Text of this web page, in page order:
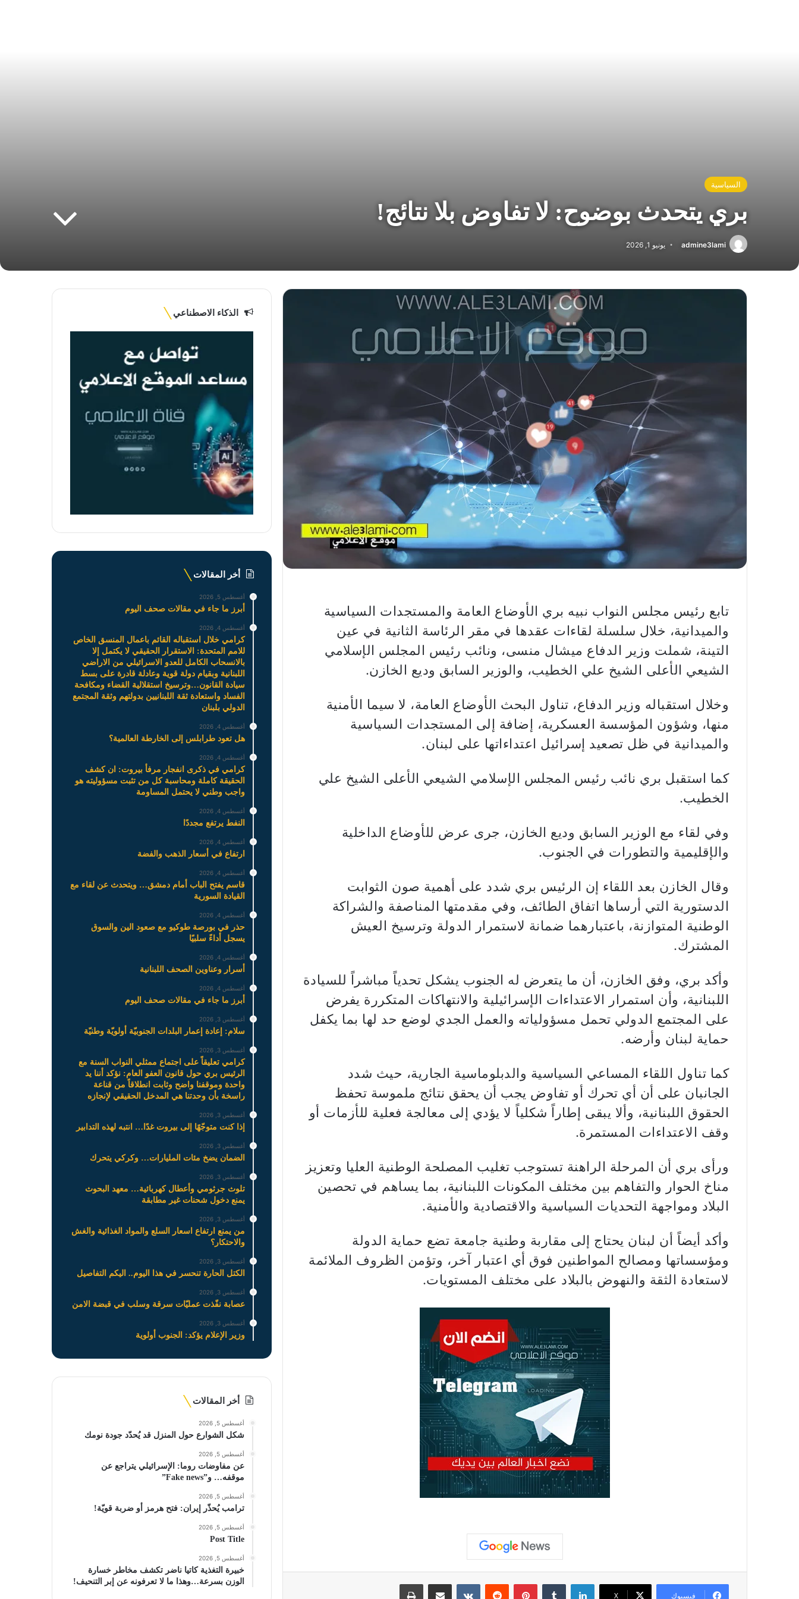
السياسية
بري يتحدث بوضوح: لا تفاوض بلا نتائج!
admine3lami يونيو 1, 2026
تابع رئيس مجلس النواب نبيه بري الأوضاع العامة والمستجدات السياسية
والميدانية، خلال سلسلة لقاءات عقدها في مقر الرئاسة الثانية في عين
التينة، شملت وزير الدفاع ميشال منسى، ونائب رئيس المجلس الإسلامي
الشيعي الأعلى الشيخ علي الخطيب، والوزير السابق وديع الخازن.
وخلال استقباله وزير الدفاع، تناول البحث الأوضاع العامة، لا سيما الأمنية
منها، وشؤون المؤسسة العسكرية، إضافة إلى المستجدات السياسية
والميدانية في ظل تصعيد إسرائيل اعتداءاتها على لبنان.
كما استقبل بري نائب رئيس المجلس الإسلامي الشيعي الأعلى الشيخ علي
الخطيب.
وفي لقاء مع الوزير السابق وديع الخازن، جرى عرض للأوضاع الداخلية
والإقليمية والتطورات في الجنوب.
وقال الخازن بعد اللقاء إن الرئيس بري شدد على أهمية صون الثوابت
الدستورية التي أرساها اتفاق الطائف، وفي مقدمتها المناصفة والشراكة
الوطنية المتوازنة، باعتبارهما ضمانة لاستمرار الدولة وترسيخ العيش
المشترك.
وأكد بري، وفق الخازن، أن ما يتعرض له الجنوب يشكل تحدياً مباشراً للسيادة
اللبنانية، وأن استمرار الاعتداءات الإسرائيلية والانتهاكات المتكررة يفرض
على المجتمع الدولي تحمل مسؤولياته والعمل الجدي لوضع حد لها بما يكفل
حماية لبنان وأرضه.
كما تناول اللقاء المساعي السياسية والدبلوماسية الجارية، حيث شدد
الجانبان على أن أي تحرك أو تفاوض يجب أن يحقق نتائج ملموسة تحفظ
الحقوق اللبنانية، وألا يبقى إطاراً شكلياً لا يؤدي إلى معالجة فعلية للأزمات أو
وقف الاعتداءات المستمرة.
ورأى بري أن المرحلة الراهنة تستوجب تغليب المصلحة الوطنية العليا وتعزيز
مناخ الحوار والتفاهم بين مختلف المكونات اللبنانية، بما يساهم في تحصين
البلاد ومواجهة التحديات السياسية والاقتصادية والأمنية.
وأكد أيضاً أن لبنان يحتاج إلى مقاربة وطنية جامعة تضع حماية الدولة
ومؤسساتها ومصالح المواطنين فوق أي اعتبار آخر، وتؤمن الظروف الملائمة
لاستعادة الثقة والنهوض بالبلاد على مختلف المستويات.
فيسبوك X
لينكدإن بينتيريست مشاركة عبر البريد طباعة
الذكاء الاصطناعي
أخر المقالات
أغسطس 5, 2026
أبرز ما جاء في مقالات صحف اليوم
أغسطس 4, 2026
كرامي خلال استقباله القائم باعمال المنسق الخاص
للامم المتحدة: الاستقرار الحقيقي لا يكتمل إلا
بالانسحاب الكامل للعدو الاسرائيلي من الاراضي
اللبنانية وبقيام دولة قوية وعادلة قادرة على بسط
سيادة القانون…وترسيخ استقلالية القضاء ومكافحة
الفساد واستعادة ثقة اللبنانيين بدولتهم وثقة المجتمع
الدولي بلبنان
أغسطس 4, 2026
هل تعود طرابلس إلى الخارطة العالمية؟
أغسطس 4, 2026
كرامي في ذكرى انفجار مرفأ بيروت: ان كشف
الحقيقة كاملة ومحاسبة كل من تثبت مسؤوليته هو
واجب وطني لا يحتمل المساومة
أغسطس 4, 2026
النفط يرتفع مجددًا
أغسطس 4, 2026
ارتفاع في أسعار الذهب والفضة
أغسطس 4, 2026
قاسم يفتح الباب أمام دمشق… ويتحدث عن لقاء مع
القيادة السورية
أغسطس 4, 2026
حذر في بورصة طوكيو مع صعود الين والسوق
يسجل أداءً سلبيًا
أغسطس 4, 2026
أسرار وعناوين الصحف اللبنانية
أغسطس 4, 2026
أبرز ما جاء في مقالات صحف اليوم
أغسطس 3, 2026
سلام: إعادة إعمار البلدات الجنوبيّة أولويّة وطنيّة
أغسطس 3, 2026
كرامي تعليقاً على اجتماع ممثلي النواب السنة مع
الرئيس بري حول قانون العفو العام: نؤكد أننا يد
واحدة وموقفنا واضح وثابت انطلاقاً من قناعة
راسخة بأن وحدتنا هي المدخل الحقيقي لإنجازه
أغسطس 3, 2026
إذا كنت متوجّهًا إلى بيروت غدًا… انتبه لهذه التدابير
أغسطس 3, 2026
الضمان يضخ مئات المليارات… وكركي يتحرك
أغسطس 3, 2026
تلوث جرثومي وأعطال كهربائية… معهد البحوث
يمنع دخول شحنات غير مطابقة
أغسطس 3, 2026
من يمنع ارتفاع اسعار السلع والمواد الغذائية والغش
والاحتكار؟
أغسطس 3, 2026
الكتل الحارة تنحسر في هذا اليوم.. اليكم التفاصيل
أغسطس 3, 2026
عصابة نفّذت عمليّات سرقة وسلب في قبضة الامن
أغسطس 3, 2026
وزير الإعلام يؤكد: الجنوب أولوية
أخر المقالات
أغسطس 5, 2026
شكل الشوارع حول المنزل قد يُحدّد جودة نومك
أغسطس 5, 2026
عن مفاوضات روما: الإسرائيلي يتراجع عن
موقفه… و”Fake news”
أغسطس 5, 2026
ترامب يُحذّر إيران: فتح هرمز أو ضربة قويّة!
أغسطس 5, 2026
Post Title
أغسطس 5, 2026
خبيرة التغذية كاتيا ناضر تكشف مخاطر خسارة
الوزن بسرعة…وهذا ما لا تعرفونه عن إبر التنحيف!